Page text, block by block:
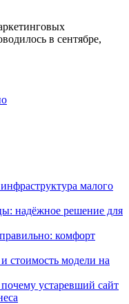
в сентябре,
малого
надёжное решение для
комфорт
стоимость модели на
устаревший сайт